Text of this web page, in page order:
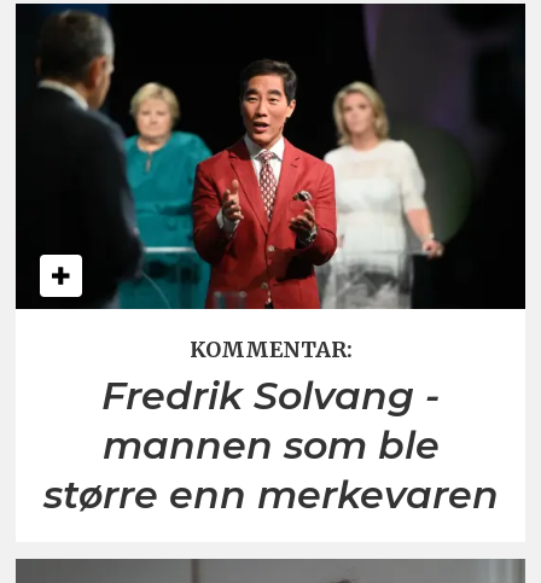
KOMMENTAR:
Fredrik Solvang -
mannen som ble
større enn merkevaren